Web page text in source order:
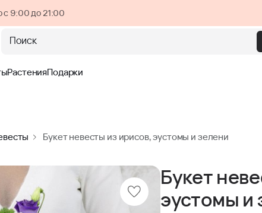
с 9:00 до 21:00
Поиск
РастенияПодарки
Букет невесты из ирисов, эустомы и зелени
Букет
эустомы и